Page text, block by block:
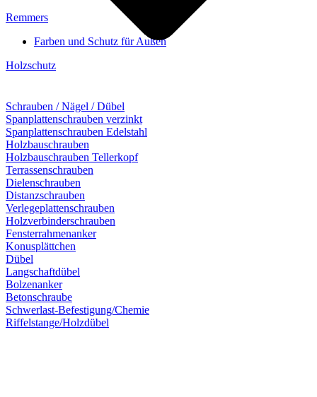
Remmers
Farben und Schutz für Außen
Holzschutz
Schrauben / Nägel / Dübel
Spanplattenschrauben verzinkt
Spanplattenschrauben Edelstahl
Holzbauschrauben
Holzbauschrauben Tellerkopf
Terrassenschrauben
Dielenschrauben
Distanzschrauben
Verlegeplattenschrauben
Holzverbinderschrauben
Fensterrahmenanker
Konusplättchen
Dübel
Langschaftdübel
Bolzenanker
Betonschraube
Schwerlast-Befestigung/Chemie
Riffelstange/Holzdübel